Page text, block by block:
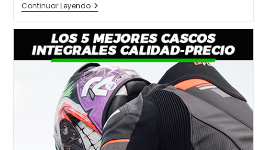
Continuar LeyendoLos
7
Cascos
Modulares
Calidad
Precio